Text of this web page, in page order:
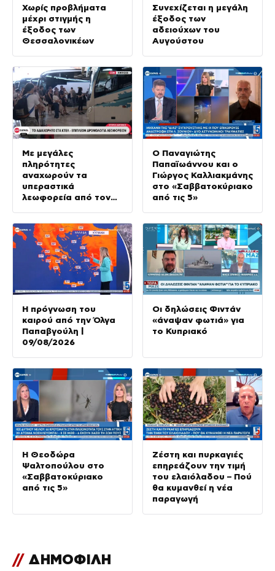
Χωρίς προβλήματα
μέχρι στιγμής η
έξοδος των
Θεσσαλονικέων
Συνεχίζεται η μεγάλη
έξοδος των
αδειούχων του
Αυγούστου
Με μεγάλες
πληρότητες
αναχωρούν τα
υπεραστικά
λεωφορεία από τον
Ο Παναγιώτης
Παπαϊωάννου και ο
Γιώργος Καλλιακμάνης
στο «Σαββατοκύριακο
από τις 5»
Η πρόγνωση του
καιρού από την Όλγα
Παπαβγούλη |
09/08/2026
Οι δηλώσεις Φιντάν
«άναψαν φωτιά» για
το Κυπριακό
Η Θεοδώρα
Ψαλτοπούλου στο
«Σαββατοκύριακο
από τις 5»
Ζέστη και πυρκαγιές
επηρεάζουν την τιμή
του ελαιόλαδου – Πού
θα κυμανθεί η νέα
παραγωγή
// ΔΗΜΟΦΙΛΗ